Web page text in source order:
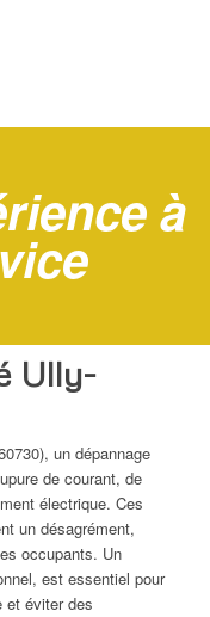
à
Ully-
un dépannage
de courant, de
électrique. Ces
un désagrément,
occupants. Un
est essentiel pour
et éviter des